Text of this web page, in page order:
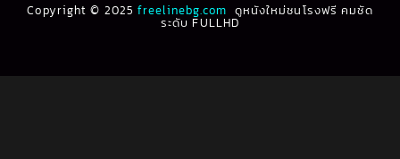
1991
1990
Copyright © 2025freelinebg.com ดูหนังใหม่ชนโรงฟรี คมชัด
ระดับ FULLHD